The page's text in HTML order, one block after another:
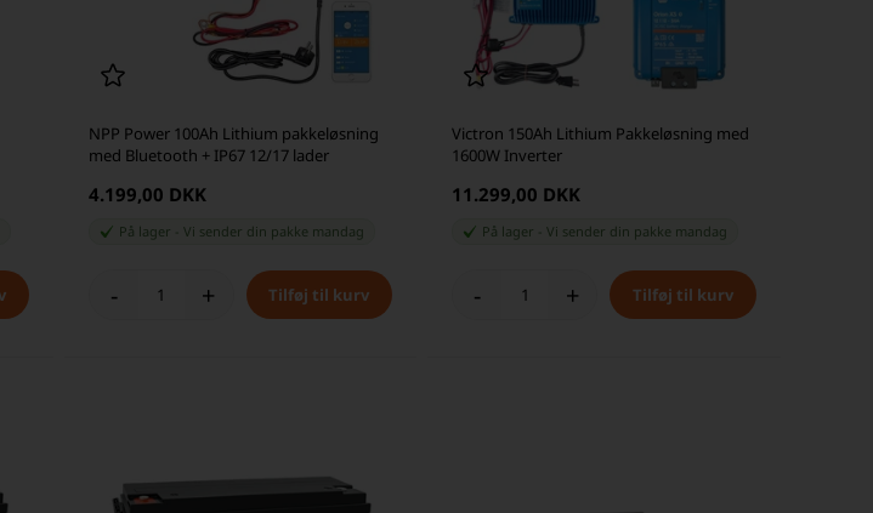
NPP Power 100Ah Lithium pakkeløsning
med Bluetooth + IP67 12/17 lader
4.199,00 DKK
På lager Vi sender din pakke mandag
- +
Victron 150Ah Lithium Pakkeløsning med
1600W Inverter
11.299,00 DKK
På lager -Vi sender din pakke mandag
- +